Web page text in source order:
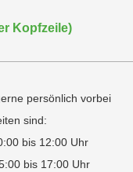
Kopfzeile)
persönlich vorbei
sind:
bis 12:00 Uhr
bis 17:00 Uhr